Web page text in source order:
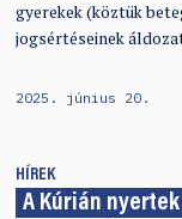
gyerekek (köztük
jogsértéseinek
2025. június 20.
HÍREK
A Kúrián